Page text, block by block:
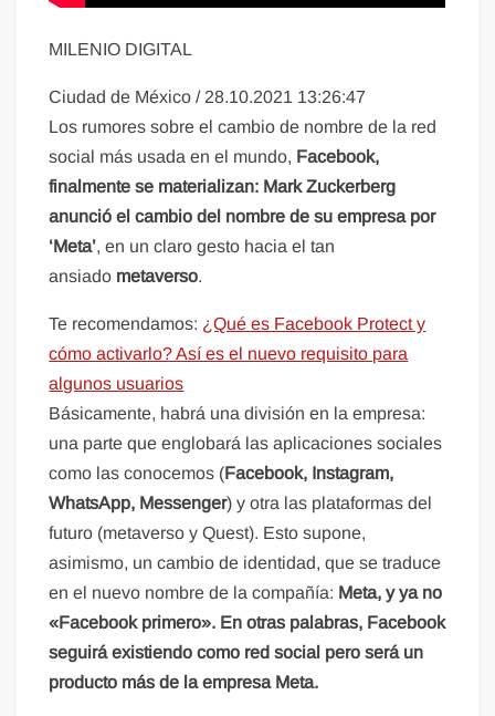
MILENIO DIGITAL
Ciudad de México / 28.10.2021 13:26:47
Los rumores sobre el cambio de nombre de la red
social más usada en el mundo, Facebook,
finalmente se materializan: Mark Zuckerberg
anunció el cambio del nombre de su empresa por
‘Meta’, en un claro gesto hacia el tan
ansiado metaverso.
Te recomendamos: ¿Qué es Facebook Protect y
cómo activarlo? Así es el nuevo requisito para
algunos usuarios
Básicamente, habrá una división en la empresa:
una parte que englobará las aplicaciones sociales
como las conocemos (Facebook, Instagram,
WhatsApp, Messenger) y otra las plataformas del
futuro (metaverso y Quest). Esto supone,
asimismo, un cambio de identidad, que se traduce
en el nuevo nombre de la compañía: Meta, y ya no
«Facebook primero». En otras palabras, Facebook
seguirá existiendo como red social pero será un
producto más de la empresa Meta.